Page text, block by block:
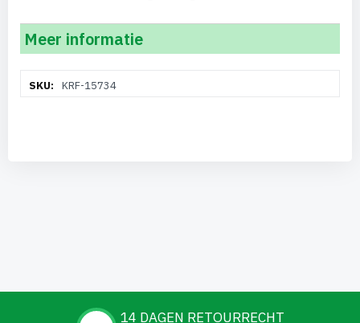
Meer informatie
informatieKRF-15734
14 DAGEN RETOURRECHT